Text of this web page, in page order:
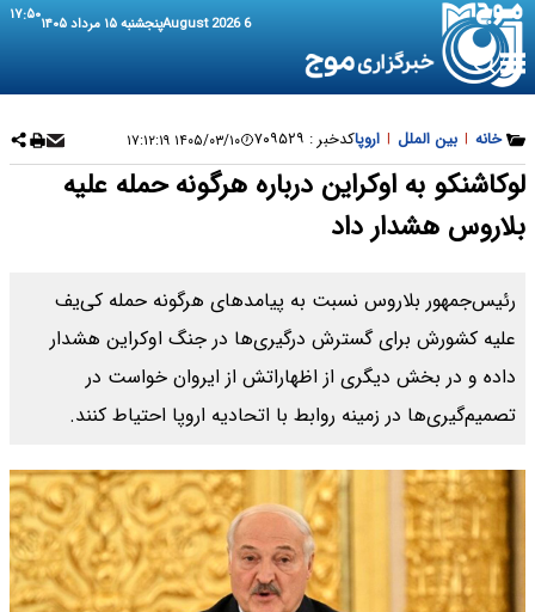
6 August 2026 پنجشنبه ۱۵ مرداد ۱۴۰۵ ۱۷:۵۰
خانه | بین الملل | اروپاکدخبر : ۷۰۹۵۲۹ ۱۴۰۵/۰۳/۱۰ ۱۷:۱۲:۱۹
لوکاشنکو به اوکراین درباره هرگونه حمله علیه
بلاروس هشدار داد
رئیس‌جمهور بلاروس نسبت به پیامدهای هرگونه حمله کی‌یف
علیه کشورش برای گسترش درگیری‌ها در جنگ اوکراین هشدار
داده و در بخش دیگری از اظهاراتش از ایروان خواست در
تصمیم‌گیری‌ها در زمینه روابط با اتحادیه اروپا احتیاط کنند.